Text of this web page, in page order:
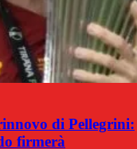
di Pellegrini:
firmerà